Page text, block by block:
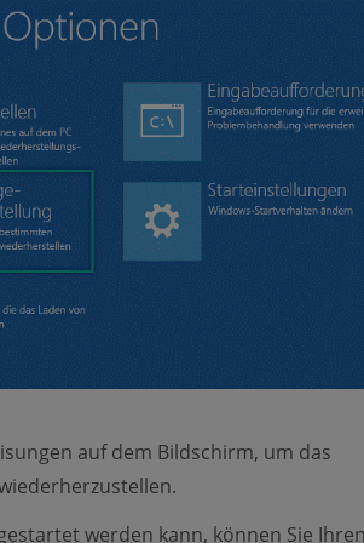
auf dem Bildschirm, um das
werden kann, können Sie